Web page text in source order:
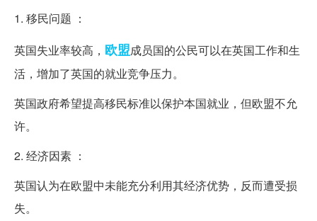
1. 移民问题 ：
英国失业率较高， 欧盟成员国的公民可以在英国工作和生
活，增加了英国的就业竞争压力。
英国政府希望提高移民标准以保护本国就业，但欧盟不允
许。
2. 经济因素 ：
英国认为在欧盟中未能充分利用其经济优势，反而遭受损
失。